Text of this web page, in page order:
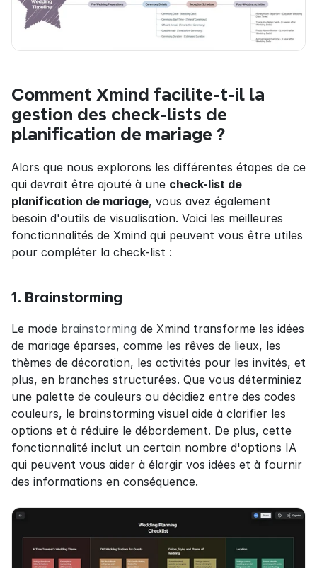
Comment Xmind facilite-t-il la
gestion des check-lists de
planification de mariage ?
Alors que nous explorons les différentes étapes de ce
qui devrait être ajouté à une check-list de
planification de mariage, vous avez également
besoin d'outils de visualisation. Voici les meilleures
fonctionnalités de Xmind qui peuvent vous être utiles
pour compléter la check-list :
1. Brainstorming
Le mode brainstorming de Xmind transforme les idées
de mariage éparses, comme les rêves de lieux, les
thèmes de décoration, les activités pour les invités, et
plus, en branches structurées. Que vous déterminiez
une palette de couleurs ou décidiez entre des codes
couleurs, le brainstorming visuel aide à clarifier les
options et à réduire le débordement. De plus, cette
fonctionnalité inclut un certain nombre d'options IA
qui peuvent vous aider à élargir vos idées et à fournir
des informations en conséquence.